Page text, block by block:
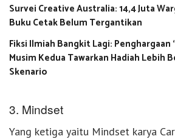
Survei Creative Australia: 14,4 Juta
Buku Cetak Belum Tergantikan
Fiksi Ilmiah Bangkit Lagi:
Musim Kedua Tawarkan Hadiah Lebih
Skenario
3. Mindset
Yang ketiga yaitu Mindset karya